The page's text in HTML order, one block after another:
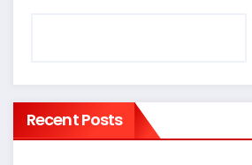
Recent Posts